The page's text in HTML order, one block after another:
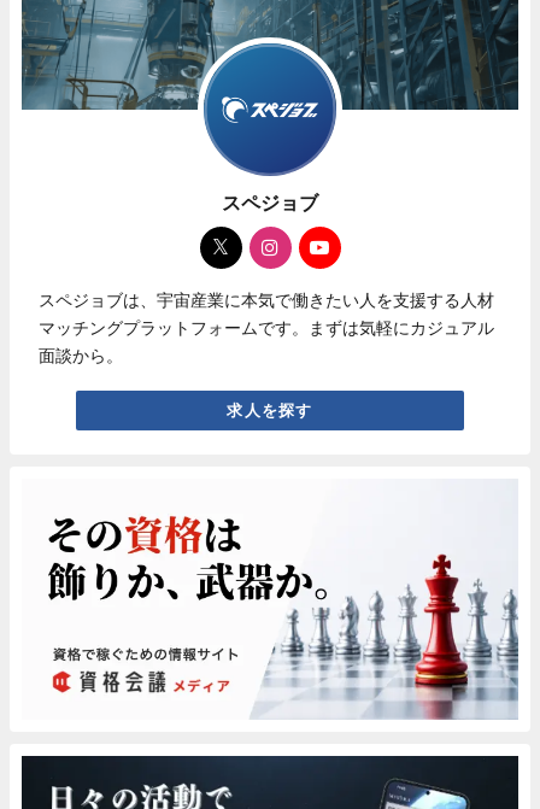
スペジョブ
スペジョブは、宇宙産業に本気で働きたい人を支援する人材
マッチングプラットフォームです。まずは気軽にカジュアル
面談から。
求人を探す